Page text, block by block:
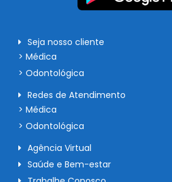
Seja nosso cliente
> Médica
> Odontológica
Redes de Atendimento
> Médica
> Odontológica
Agência Virtual
Saúde e Bem-estar